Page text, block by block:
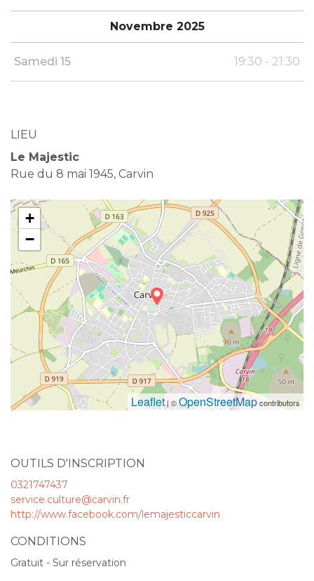
Novembre 2025
Samedi 15 19:30 - 21:30
LIEU
Le Majestic
Rue du 8 mai 1945, Carvin
+
−
Leaflet| ©OpenStreetMapcontributors
OUTILS D'INSCRIPTION
0321747437
service.culture@carvin.fr
http://www.facebook.com/lemajesticcarvin
CONDITIONS
Gratuit - Sur réservation